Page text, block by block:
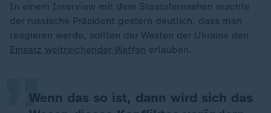
In einem Interview mit dem Staatsfernsehen machte
der russische Präsident gestern deutlich, dass man
reagieren werde, sollten der Westen der Ukraine den
Einsatz weitreichender Waffen erlauben.
Wenn das so ist, dann wird sich das
„